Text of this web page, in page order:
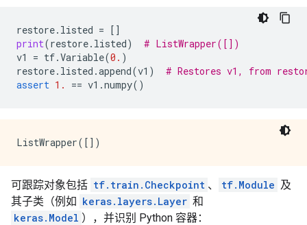
restore. listed = []
print(restore. listed)
# ListWrapper([])
v1
= tf.Variable(0. )
restore. listed .append(v1 )
# Restores v1, from
assert 1. == v1 .numpy()
可跟踪对象包括 tf.train.Checkpoint 、 tf.Module 及
其子类（例如 keras.layers.Layer 和
keras.Model ），并识别 Python 容器：